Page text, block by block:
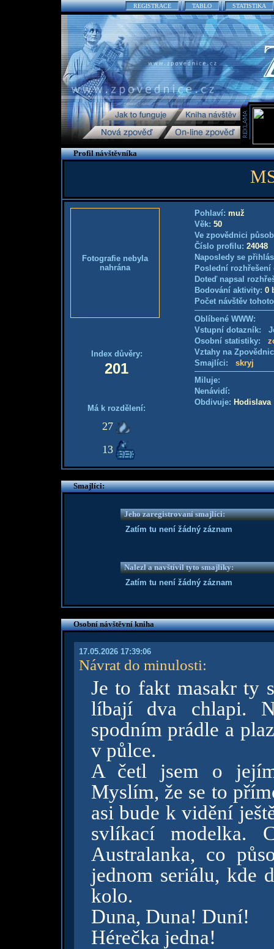
REGISTRACE TABLO STATISTIKA
Profil návštěvníka
Fotografie nebyla
nahrána
Index důvěry:
201
Má k rozdělení:
27
13
Pohlaví: muž
Věk: 50
Ve zpovědnici
Číslo profilu: 24048
Naposledy se
Poslední
Doteď napsal
Bodování aktivity: 0
Počet návštěv
Oblíbené WWW:
Vstupní dotazník:
Osobní statistiky:
Vztahy na
Smajlíci: skryj
Miluje:
Nenávidí:
Obdivuje: Hodislava
Smajlíci:
Jeho zaregistrovaní smajlíci:
Zatím tu není žádný záznam
Nalezl a navštívil tyto smajlíky:
Zatím tu není žádný záznam
Osobní návštěvní kniha
17.05.2026 17:39:06
Návrat do minulosti:
Je to fakt masakr ty
líbají dva chlapi.
spodním prádle a
v půlce.
A četl jsem o
Myslím, že se to
asi bude k vidění
svlíkací modelka.
Australanka, co
jednom seriálu, kde
kolo.
Duna, Duna! Duní!
Hérečka jedna!